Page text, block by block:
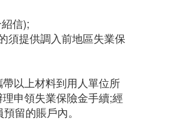
信);
須提供調入前地區失業保
以上材料到用人單位所
申領失業保險金手續;經
留的賬戶內。